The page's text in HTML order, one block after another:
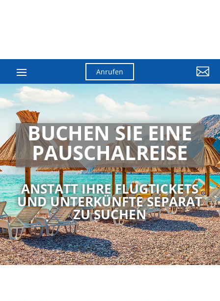
Anrufen 
BUCHEN SIE EINE
PAUSCHAL­­REISE
ANSTATT IHRE FLUGTICKETS
UND UNTERKÜNFTE SEPARAT
ZU SUCHEN